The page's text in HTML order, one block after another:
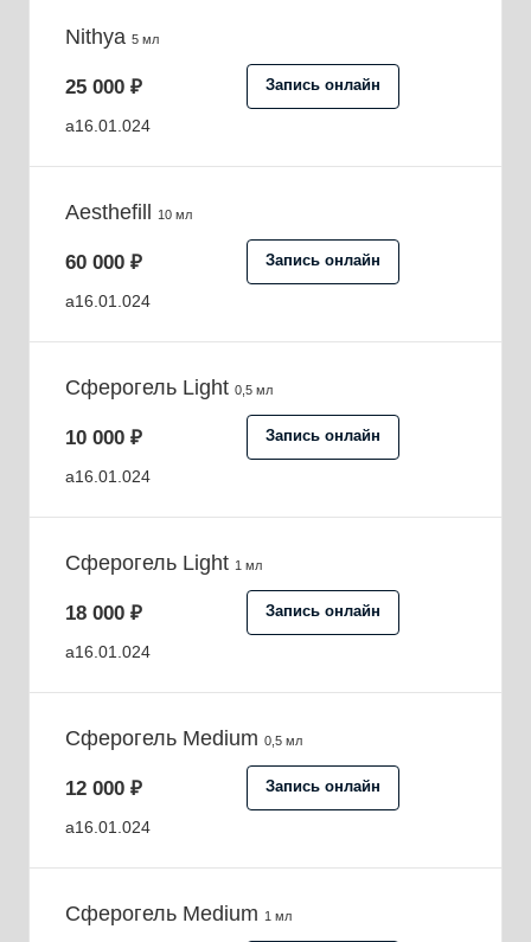
Nithya 5 мл
a16.01.024
25 000 ₽ Запись онлайн
Aesthefill 10 мл
a16.01.024
60 000 ₽ Запись онлайн
Сферогель Light 0,5 мл
a16.01.024
10 000 ₽ Запись онлайн
Сферогель Light 1 мл
a16.01.024
18 000 ₽ Запись онлайн
Сферогель Medium 0,5 мл
a16.01.024
12 000 ₽ Запись онлайн
Сферогель Medium 1 мл